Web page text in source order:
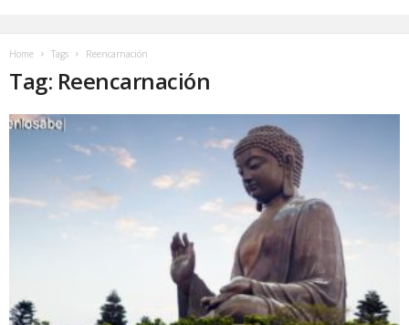
Home Tags Reencarnación
Tag: Reencarnación